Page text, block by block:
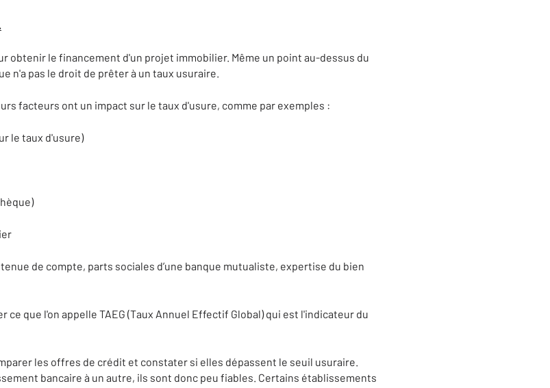
obtenir le financement d'un projet immobilier. Même un point au-dessus du
n'a pas le droit de prêter à un taux usuraire.
facteurs ont un impact sur le taux d'usure, comme par exemples :
le taux d'usure)
de compte, parts sociales d’une banque mutualiste, expertise du bien
que l'on appelle TAEG (Taux Annuel Effectif Global) qui est l'indicateur du
les offres de crédit et constater si elles dépassent le seuil usuraire.
bancaire à un autre, ils sont donc peu fiables. Certains établissements